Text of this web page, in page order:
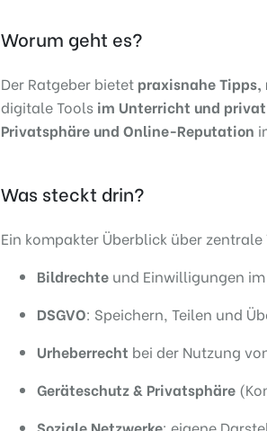
Worum geht es?
Der Ratgeber bietet praxisnahe
digitale Tools im Unterricht und
Privatsphäre und Online-Reputation
Was steckt drin?
Ein kompakter Überblick über zentrale
Bildrechteund Einwilligungen
DSGVO: Speichern, Teilen und
Urheberrecht bei der Nutzung
Geräteschutz & Privatsphäre
Soziale Netzwerke: eigene